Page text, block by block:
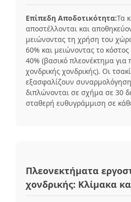
Επίπεδη Αποδοτικότητα:Τα
αποστέλλονται και
μειώνοντας τη χρήση του
60% και μειώνοντας το
40% (βασικό πλεονέκτημα για
χονδρικής χονδρικής). Οι
εξασφαλίζουν
διπλώνονται σε σχήμα σε 30
σταθερή ευθυγράμμιση σε
Πλεονεκτήματα
χονδρικής: Κλίμακα